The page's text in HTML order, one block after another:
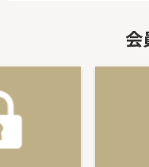
会